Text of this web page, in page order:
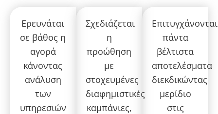
Ερευνάται
σε βάθος η
αγορά
κάνοντας
ανάλυση
των
υπηρεσιών
Σχεδιάζεται
η
προώθηση
με
στοχευμένες
διαφημιστικές
καμπάνιες,
Επιτυγχάνονται
πάντα
βέλτιστα
αποτελέσματα
διεκδικώντας
μερίδιο
στις